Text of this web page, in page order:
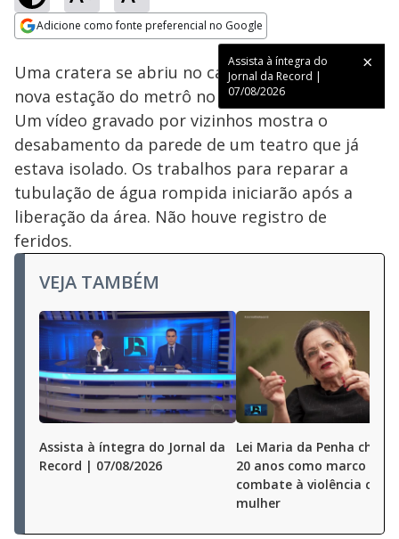
Adicione como fonte preferencial no Google
Assista à íntegra do
Jornal da Record |
07/08/2026
Ativar
100.00%
Uma cratera se abriu no canteiro de obras da
nova estação do metrô no centro de São Paulo.
Um vídeo gravado por vizinhos mostra o
desabamento da parede de um teatro que já
estava isolado. Os trabalhos para reparar a
tubulação de água rompida iniciarão após a
liberação da área. Não houve registro de
feridos.
VEJA TAMBÉM
Assista à íntegra do Jornal da
Record | 07/08/2026
Lei Maria da Penha chega
20 anos como marco no
combate à violência
mulher